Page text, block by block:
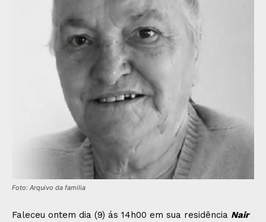
Foto: Arquivo da familia
Faleceu ontem dia (9) ás 14h00 em sua residência Nair